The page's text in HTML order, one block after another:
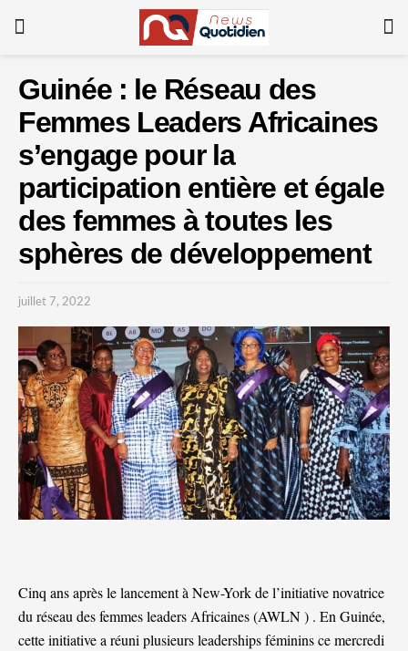
Guinée : le Réseau des
Femmes Leaders Africaines
s’engage pour la
participation entière et égale
des femmes à toutes les
sphères de développement
juillet 7, 2022
Cinq ans après le lancement à New-York de l’initiative novatrice
du réseau des femmes leaders Africaines (AWLN ) . En Guinée,
cette initiative a réuni plusieurs leaderships féminins ce mercredi